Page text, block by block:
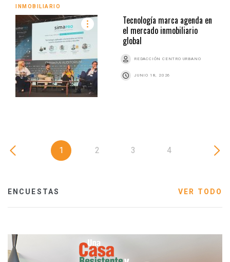
INMOBILIARIO
Tecnología marca agenda en
el mercado inmobiliario
global
REDACCIÓN CENTRO URBANO
JUNIO 18, 2026
1 2 3 4
ENCUESTAS VER TODO